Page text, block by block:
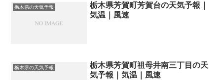
栃木県の天気予報
栃木県芳賀町芳賀台の天気予報｜
気温｜風速
栃木県の天気予報
栃木県芳賀町祖母井南三丁目の天
気予報｜気温｜風速